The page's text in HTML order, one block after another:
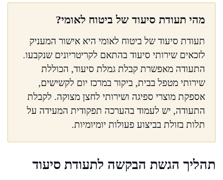
מהי תעודת סיעוד של ביטוח לאומי?
תעודת סיעוד של ביטוח לאומי היא אישור המעניק
לזכאים שירותי סיעוד בהתאם לקריטריונים שנקבעו.
התעודה מאפשרת קבלת גמלת סיעוד, הכוללת
שירותי מטפל בבית, ביקור במרכז יום לקשישים,
אספקת מוצרי ספיגה ושירותי לחצן מצוקה. לקבלת
התעודה, יש לעמוד בהערכה תפקודית המעידה על
תלות בזולת בביצוע פעולות יומיומיות.
תהליך הגשת הבקשה לתעודת סיעוד